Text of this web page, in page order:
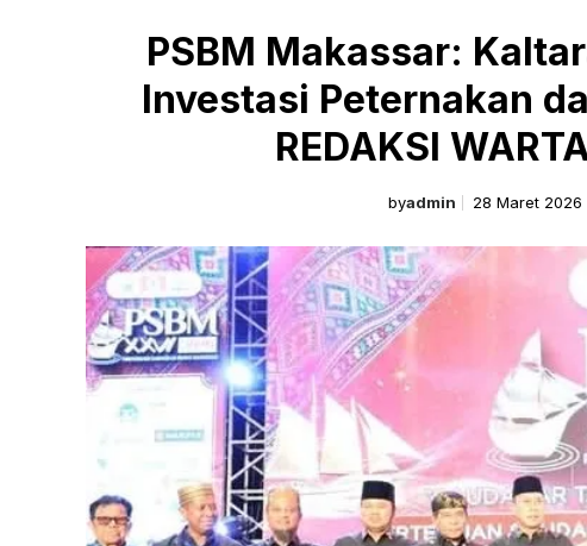
PSBM Makassar:
Investasi Peternakan
REDAKSI
byadmin 28 Maret 2026